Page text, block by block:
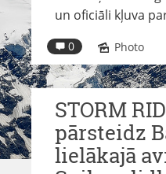
un oficiāli kļuva
0 Photo
STORM
pārsteidz
lielākajā